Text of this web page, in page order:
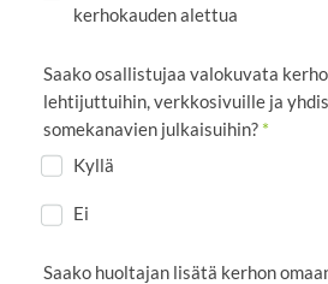
kerhokauden alettua
Saako osallistujaa valokuvata
lehtijuttuihin, verkkosivuille ja
somekanavien julkaisuihin?*
Kyllä
Ei
Saako huoltajan lisätä kerhon